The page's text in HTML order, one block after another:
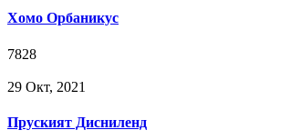
Хомо Орбаникус
7828
29 Окт, 2021
Пруският Дисниленд